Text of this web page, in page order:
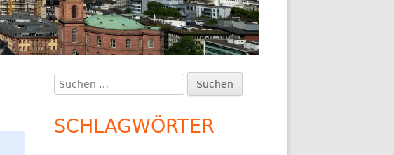
Haupt-
Seitenleiste
Suchen
nach:
SCHLAGWÖRTER